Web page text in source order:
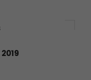
2019